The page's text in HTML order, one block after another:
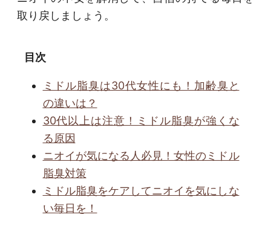
取り戻しましょう。
目次
ミドル脂臭は30代女性にも！加齢臭と
の違いは？
30代以上は注意！ミドル脂臭が強くな
る原因
ニオイが気になる人必見！女性のミドル
脂臭対策
ミドル脂臭をケアしてニオイを気にしな
い毎日を！